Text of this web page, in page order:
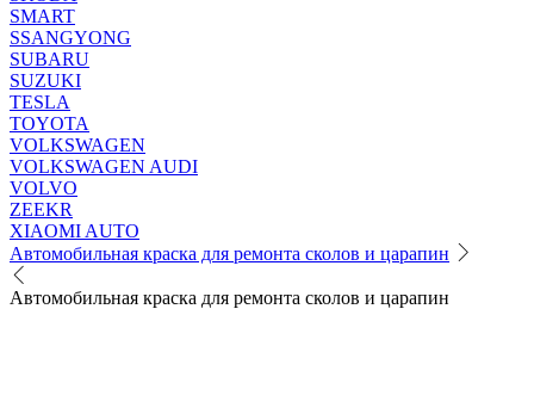
SMART
SSANGYONG
SUBARU
SUZUKI
TESLA
TOYOTA
VOLKSWAGEN
VOLKSWAGEN AUDI
VOLVO
ZEEKR
XIAOMI AUTO
Автомобильная краска для ремонта сколов и царапин
Автомобильная краска для ремонта сколов и царапин